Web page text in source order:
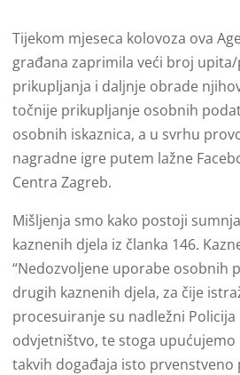
Tijekom mjeseca kolovoza ova
građana zaprimila veći broj
prikupljanja i daljnje obrade
točnije prikupljanje osobnih
osobnih iskaznica, a u svrhu
nagradne igre putem lažne
Centra Zagreb.
Mišljenja smo kako postoji
kaznenih djela iz članka 146.
“Nedozvoljene uporabe osobnih
drugih kaznenih djela, za čije
procesuiranje su nadležni Policija
odvjetništvo, te stoga
takvih događaja isto prvenstveno